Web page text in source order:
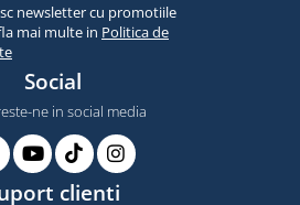
newsletter cu promotiile
mai multe in Politica de
Social
ne in social media
clienti